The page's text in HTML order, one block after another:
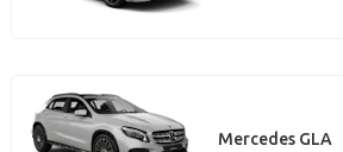
Mercedes GLA